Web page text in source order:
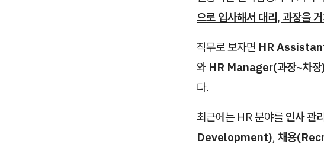
으로 입사해서 대리, 과장을
직무로 보자면 HR
와 HR Manager(과장~차
다.
최근에는 HR 분야를 인사
Development), 채용